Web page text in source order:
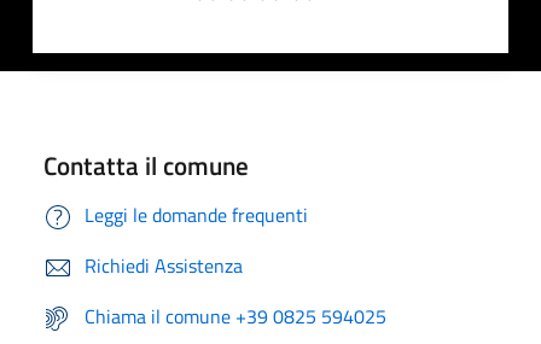
Contatta il comune
Leggi le domande frequenti
Richiedi Assistenza
Chiama il comune +39 0825 594025